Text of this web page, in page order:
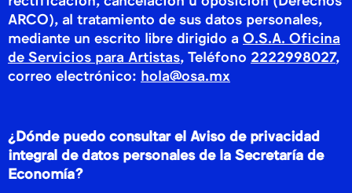
ARCO), al tratamiento de sus datos personales,
mediante un escrito libre dirigido a O.S.A. Oficina
de Servicios para Artistas, Teléfono 2222998027,
correo electrónico: hola@osa.mx
¿Dónde puedo consultar el Aviso de privacidad
integral de datos personales de la Secretaría de
Economía?